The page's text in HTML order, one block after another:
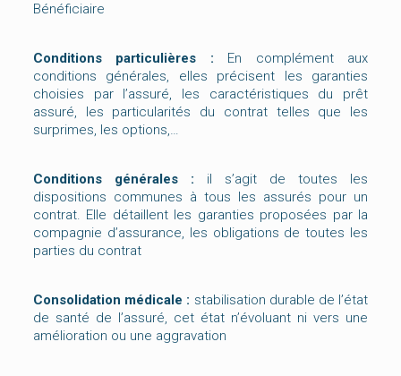
Bénéficiaire
Conditions particulières : En complément aux
conditions générales, elles précisent les garanties
choisies par l’assuré, les caractéristiques du prêt
assuré, les particularités du contrat telles que les
surprimes, les options,…
Conditions générales : il s’agit de toutes les
dispositions communes à tous les assurés pour un
contrat. Elle détaillent les garanties proposées par la
compagnie d’assurance, les obligations de toutes les
parties du contrat
Consolidation médicale : stabilisation durable de l’état
de santé de l’assuré, cet état n’évoluant ni vers une
amélioration ou une aggravation